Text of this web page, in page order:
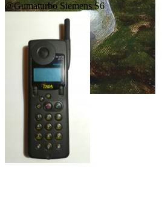
@GumaturboSiemens S6